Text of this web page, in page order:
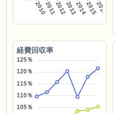
経費回収率